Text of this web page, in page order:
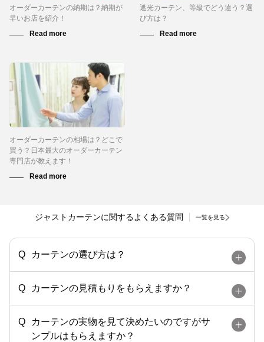
オーダーカーテンの納期は？納期が
早いお店を紹介！
遮光カーテン、等級でどう違う？選
び方は？
オーダーカーテンの相場は？どこで
買う？日本最大のオーダーカーテン
専門店が教えます！
ジャストカーテンに関するよくある質問 一覧を見る
カーテンの選び方は？
カーテンの見積もりをもらえますか？
カーテンの実物を見て決めたいのですがサ
ンプルはもらえますか？